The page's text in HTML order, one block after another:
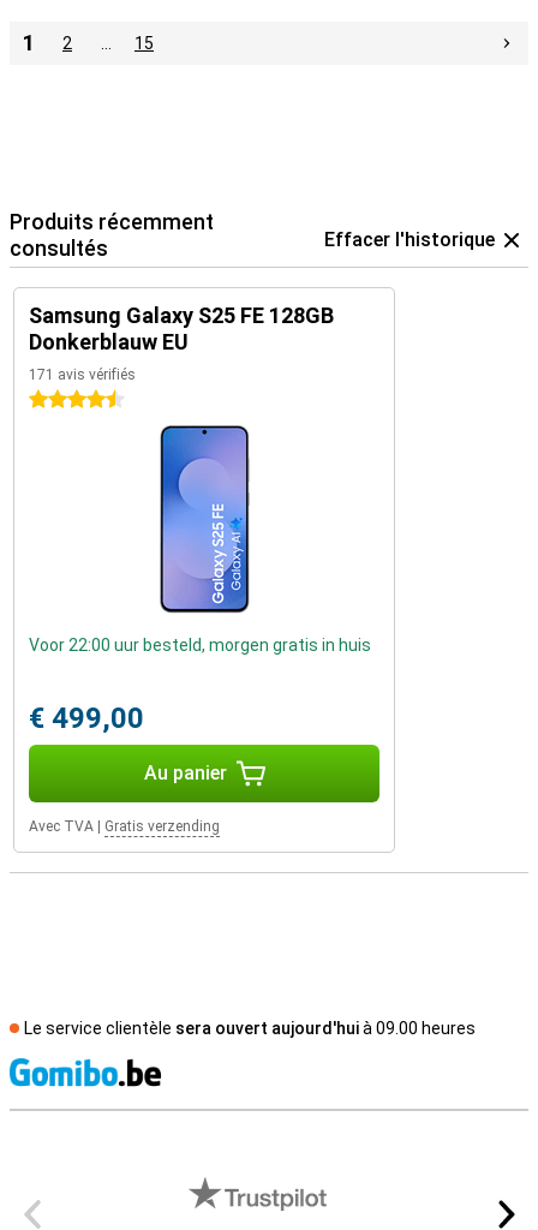
1 2 15
Produits récemment
consultés
Effacer l'historique
Samsung Galaxy S25 FE 128GB
Donkerblauw EU
171 avis vérifiés
4.5 étoiles
Voor 22:00 uur besteld, morgen gratis in huis
€ 499,00
Au panier
Avec TVA Gratis verzending
Le service clientèle sera ouvert aujourd'huià 09.00 heures